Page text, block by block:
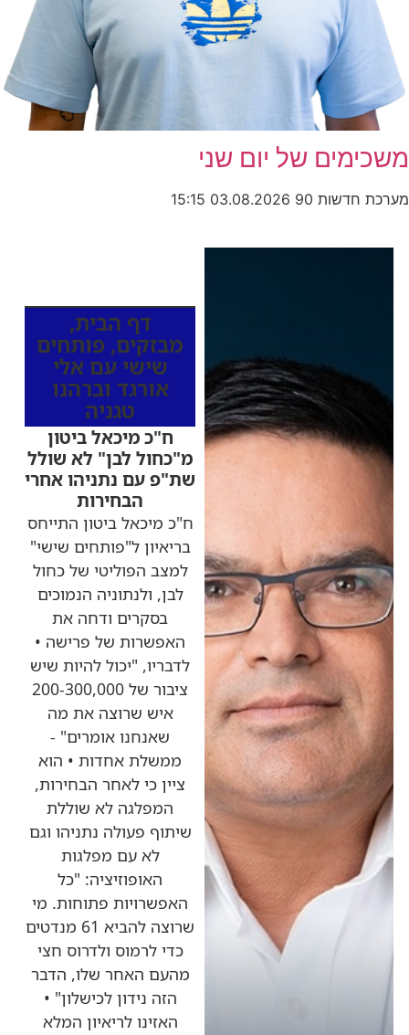
משכימים של יום שני
מערכת חדשות 90 03.08.2026
15:15
דף הבית,
מבזקים, פותחים
שישי עם אלי
אורגד וברהנו
טגניה
ח"כ מיכאל ביטון
מ"כחול לבן" לא שולל
שת"פ עם נתניהו אחרי
הבחירות
ח"כ מיכאל ביטון התייחס
בריאיון ל"פותחים שישי"
למצב הפוליטי של כחול
לבן, ולנתוניה הנמוכים
בסקרים ודחה את
האפשרות של פרישה •
לדבריו, "יכול להיות שיש
ציבור של 200-300,000
איש שרוצה את מה
שאנחנו אומרים" -
ממשלת אחדות • הוא
ציין כי לאחר הבחירות,
המפלגה לא שוללת
שיתוף פעולה נתניהו וגם
לא עם מפלגות
האופוזיציה: "כל
האפשרויות פתוחות. מי
שרוצה להביא 61 מנדטים
כדי לרמוס ולדרוס חצי
מהעם האחר שלו, הדבר
הזה נידון לכישלון" •
האזינו לריאיון המלא